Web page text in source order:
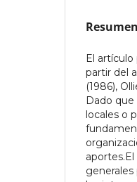
Resumen
El
partir del
(1986),
Dado
locales o
generales